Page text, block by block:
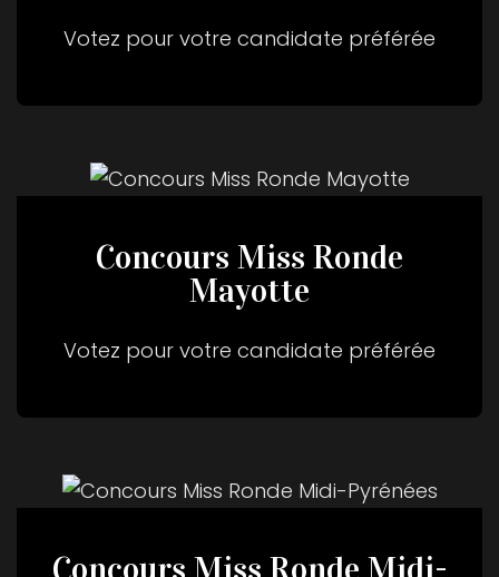
Votez pour votre candidate préférée
Concours Miss Ronde
Mayotte
Votez pour votre candidate préférée